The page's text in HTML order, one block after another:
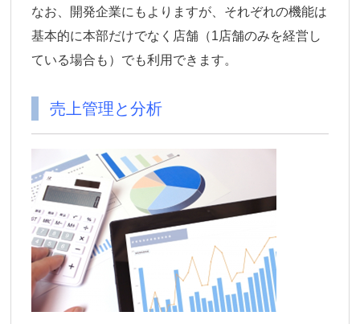
なお、開発企業にもよりますが、それぞれの機能は
基本的に本部だけでなく店舗（1店舗のみを経営し
ている場合も）でも利用できます。
売上管理と分析